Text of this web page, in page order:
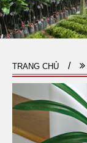
TRANG CHỦ